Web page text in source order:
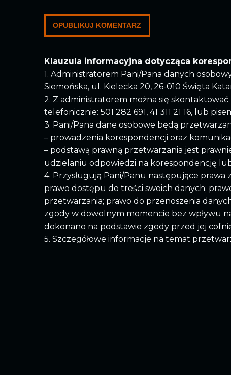
Klauzula informacyjna dotycząca
1. Administratorem Pani/Pana danych
Siemońska, ul. Kielecka 20, 26-010 Święta
2. Z administratorem można się
telefonicznie: 501 282 691, 41 311 21 16, lub
3. Pani/Pana dane osobowe będą
– prowadzenia korespondencji oraz
– podstawą prawną przetwarzania jest
udzielaniu odpowiedzi na korespondencję
4. Przysługują Pani/Panu następujące
prawo dostępu do treści swoich danych;
przetwarzania; prawo do przenoszenia
zgody w dowolnym momencie bez wpływu
dokonano na podstawie zgody przed jej
5. Szczegółowe informacje na temat